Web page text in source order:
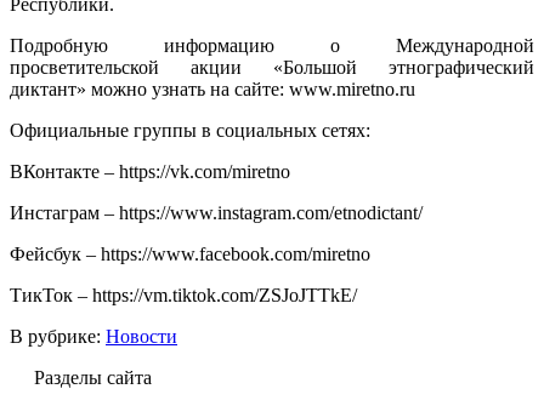
Подробную информацию о Международной
просветительской акции «Большой этнографический
диктант» можно узнать на сайте: www.miretno.ru
Официальные группы в социальных сетях:
ВКонтакте – https://vk.com/miretno
Инстаграм – https://www.instagram.com/etnodictant/
Фейсбук – https://www.facebook.com/miretno
ТикТок – https://vm.tiktok.com/ZSJoJTTkE/
В рубрике: Новости
Разделы сайта